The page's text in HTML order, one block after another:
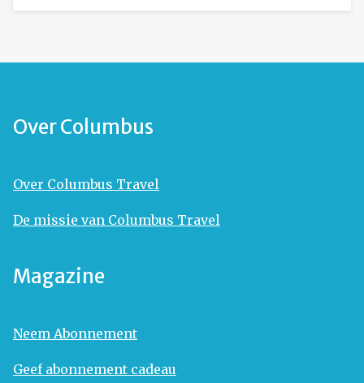
Over Columbus
Over Columbus Travel
De missie van Columbus Travel
Magazine
Neem Abonnement
Geef abonnement cadeau